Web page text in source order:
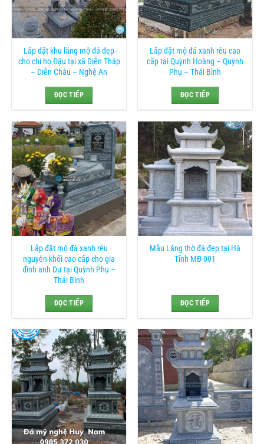
Lắp đặt khu lăng mộ đá đẹp
cho chi họ Đậu tại xã Diễn Tháp
– Diễn Châu – Nghệ An
ĐỌC TIẾP
Lắp đặt mộ đá xanh rêu cao
cấp tại Quỳnh Hoàng – Quỳnh
Phụ – Thái Bình
ĐỌC TIẾP
Lắp đặt mộ đá xanh rêu
nguyên khối cao cấp cho gia
đình anh Dư tại Quỳnh Phụ –
Thái Bình
ĐỌC TIẾP
Mẫu Lăng thờ đá đẹp tại Hà
Tĩnh MĐ-001
ĐỌC TIẾP